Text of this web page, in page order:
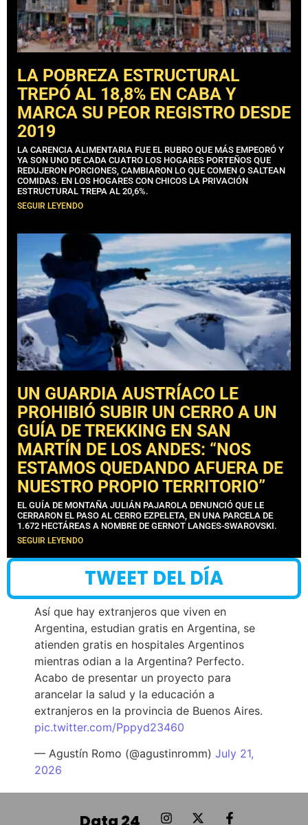
LA POBREZA ESTRUCTURAL
TREPÓ AL 18,8% EN CABA Y
MARCA SU PEOR REGISTRO DESDE
2019
LA CARENCIA ALIMENTARIA FUE EL RUBRO QUE MÁS EMPEORÓ Y
YA SON UNO DE CADA CUATRO LOS HOGARES PORTEÑOS QUE
REDUJERON PORCIONES, CAMBIARON LO QUE COMEN O SALTEAN
COMIDAS. EN LOS HOGARES CON CHICOS LA PRIVACIÓN
ESTRUCTURAL TREPA AL 20,6%.
SEGUIR LEYENDO
UN GUARDIA AUSTRÍACO LE
PROHIBIÓ SUBIR UN CERRO A UN
GUÍA DE TREKKING EN SAN
MARTÍN DE LOS ANDES: “NOS
ESTAMOS QUEDANDO AFUERA DE
NUESTRO PROPIO TERRITORIO”
EL GUÍA DE MONTAÑA JULIÁN PAJAROLA DENUNCIÓ QUE LE
CERRARON EL PASO AL CERRO EZPELETA, EN UNA PARCELA DE
1.672 HECTÁREAS A NOMBRE DE GERNOT LANGES-SWAROVSKI.
SEGUIR LEYENDO
TWEET DEL DÍA
Así que hay extranjeros que viven en
Argentina, estudian gratis en Argentina, se
atienden gratis en hospitales Argentinos
mientras odian a la Argentina? Perfecto.
Acabo de presentar un proyecto para
arancelar la salud y la educación a
extranjeros en la provincia de Buenos Aires.
pic.twitter.com/Pppyd23460
— Agustín Romo (@agustinromm) July 21,
2026